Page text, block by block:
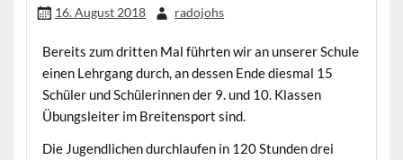
16. August 2018 radojohs
Bereits zum dritten Mal führten wir an unserer Schule
einen Lehrgang durch, an dessen Ende diesmal 15
Schüler und Schülerinnen der 9. und 10. Klassen
Übungsleiter im Breitensport sind.
Die Jugendlichen durchlaufen in 120 Stunden drei